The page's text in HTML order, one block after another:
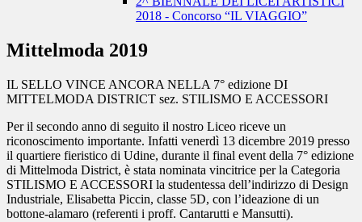
2018 - Concorso “IL VIAGGIO”
Mittelmoda 2019
IL SELLO VINCE ANCORA NELLA 7° edizione DI
MITTELMODA DISTRICT sez. STILISMO E ACCESSORI
Per il secondo anno di seguito il nostro Liceo riceve un
riconoscimento importante. Infatti venerdì 13 dicembre 2019 presso
il quartiere fieristico di Udine, durante il final event della 7° edizione
di Mittelmoda District, è stata nominata vincitrice per la Categoria
STILISMO E ACCESSORI la studentessa dell’indirizzo di Design
Industriale, Elisabetta Piccin, classe 5D, con l’ideazione di un
bottone-alamaro (referenti i proff. Cantarutti e Mansutti).